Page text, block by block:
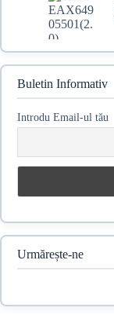
Buletin Informativ
Introdu Email-ul tău
Urmărește-ne